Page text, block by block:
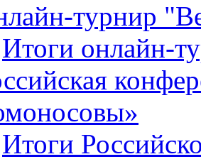
турнир
Итоги онлайн-
Итоги